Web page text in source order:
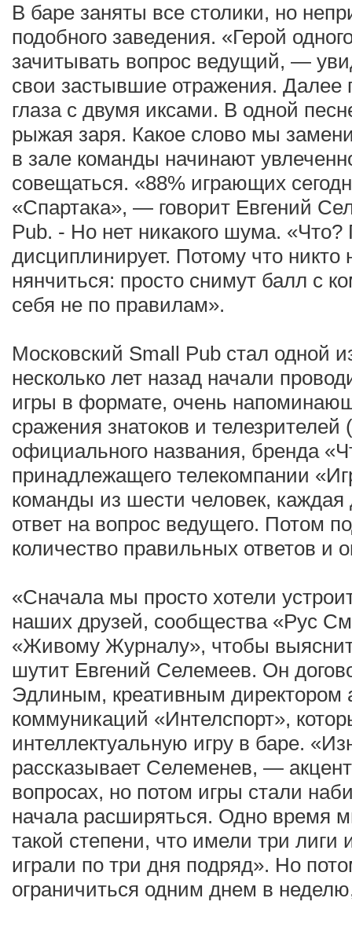
В баре заняты все столики, но
подобного заведения. «Герой
зачитывать вопрос ведущий, —
свои застывшие отражения. Далее
глаза с двумя иксами. В одной
рыжая заря. Какое слово мы
в зале команды начинают
совещаться. «88% играющих
«Спартака», — говорит Евгений
Pub. - Но нет никакого шума. «Что?
дисциплинирует. Потому что никто
нянчиться: просто снимут балл с
себя не по правилам».
Московский Small Pub стал одной
несколько лет назад начали
игры в формате, очень
сражения знатоков и телезрителей
официального названия, бренда
принадлежащего телекомпании
команды из шести человек, каждая
ответ на вопрос ведущего. Потом
количество правильных ответов и
«Сначала мы просто хотели
наших друзей, сообщества «Рус
«Живому Журналу», чтобы
шутит Евгений Селемеев. Он
Эдлиным, креативным директором
коммуникаций «Интелспорт»,
интеллектуальную игру в баре.
рассказывает Селеменев, —
вопросах, но потом игры стали
начала расширяться. Одно время
такой степени, что имели три лиги
играли по три дня подряд». Но
ограничиться одним днем в